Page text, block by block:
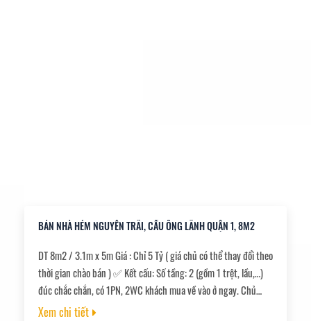
BÁN NHÀ HẺM NGUYỄN TRÃI, CẦU ÔNG LÃNH QUẬN 1, 8M2
DT 8m2 / 3.1m x 5m Giá : Chỉ 5 Tỷ ( giá chủ có thể thay đổi theo
thời gian chào bán ) ✅ Kết cấu: Số tầng: 2 (gồm 1 trệt, lầu,…)
đúc chắc chắn, có 1PN, 2WC khách mua về vào ở ngay. Chủ
tặng nội thất ???? ???? - Đường trước nhà: rộng rãi, thông
Xem chi tiết